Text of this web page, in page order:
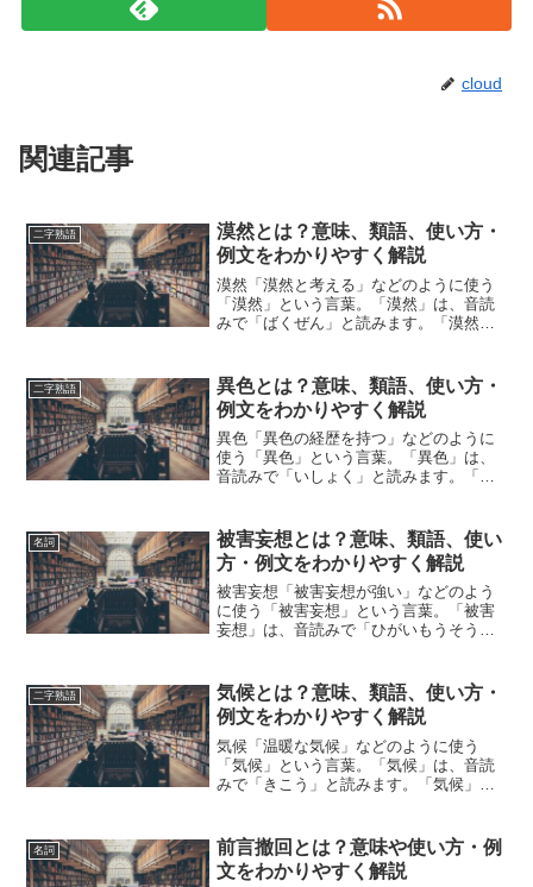
cloud
関連記事
二字熟語
漠然とは？意味、類語、使い方・
例文をわかりやすく解説
漠然「漠然と考える」などのように使う
「漠然」という言葉。「漠然」は、音読
みで「ばくぜん」と読みます。「漠然」
方や類語について、小説などの用例を紹
介しながら、わかりやすく解...
二字熟語
異色とは？意味、類語、使い方・
例文をわかりやすく解説
異色「異色の経歴を持つ」などのように
使う「異色」という言葉。「異色」は、
音読みで「いしょく」と読みます。「異
い方や類語について、小説などの用例を
紹介しながら、わかりやす...
名詞
被害妄想とは？意味、類語、使い
方・例文をわかりやすく解説
被害妄想「被害妄想が強い」などのよう
に使う「被害妄想」という言葉。「被害
妄想」は、音読みで「ひがいもうそう」
は「被害妄想」の意味や使い方や類語に
ついて、小説などの用例を...
二字熟語
気候とは？意味、類語、使い方・
例文をわかりやすく解説
気候「温暖な気候」などのように使う
「気候」という言葉。「気候」は、音読
みで「きこう」と読みます。「気候」と
類語について、小説などの用例を紹介し
ながら、わかりやすく解説し...
名詞
前言撤回とは？意味や使い方・例
文をわかりやすく解説